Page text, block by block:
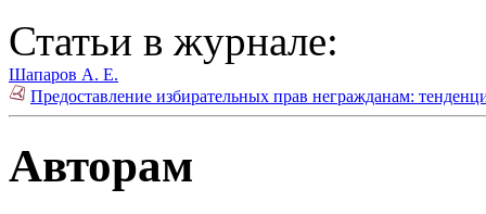
Статьи в журнале:
Шапаров А. Е.
Предоставление избирательных прав негражданам:
Авторам